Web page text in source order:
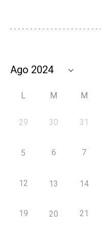
L M M
29 30 31
5 6 7
12 13 14
19 20 21